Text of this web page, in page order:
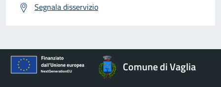
Segnala disservizio
Comune di Vaglia